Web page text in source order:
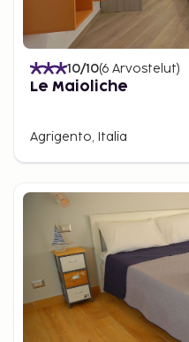
10/10(6 Arvostelut)
Le Maioliche
Agrigento, Italia